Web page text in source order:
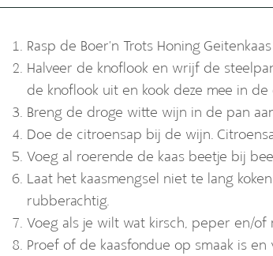
Rasp de Boer’n Trots Honing
Halveer de knoflook en wrijf de
de knoflook uit en kook deze mee in
Breng de droge witte wijn in de pan
Doe de citroensap bij de wijn.
Voeg al roerende de kaas beetje bij
Laat het kaasmengsel niet te lang
rubberachtig.
Voeg als je wilt wat kirsch, peper en/of
Proef of de kaasfondue op smaak is